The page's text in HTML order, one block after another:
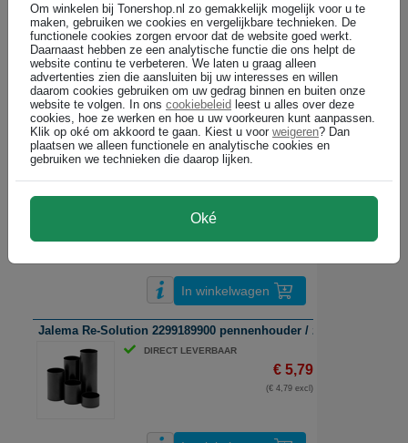
Leitz 53631054 WOW pennenhouder / polystyreen / groen en wit
DIRECT LEVERBAAR
€ 11,49
(€ 9,50 excl)
In winkelwagen
DIRECT LEVERBAAR
In winkelwagen
Jalema Re-Solution 2299189900 pennenhouder / zwart /
DIRECT LEVERBAAR
€ 5,79
(€ 4,79 excl)
Om winkelen bij Tonershop.nl zo gemakkelijk mogelijk voor u te
maken, gebruiken we cookies en vergelijkbare technieken. De
functionele cookies zorgen ervoor dat de website goed werkt.
Daarnaast hebben ze een analytische functie die ons helpt de
website continu te verbeteren. We laten u graag alleen
advertenties zien die aansluiten bij uw interesses en willen
daarom cookies gebruiken om uw gedrag binnen en buiten onze
website te volgen. In ons cookiebeleid leest u alles over deze
cookies, hoe ze werken en hoe u uw voorkeuren kunt aanpassen.
Klik op oké om akkoord te gaan. Kiest u voor weigeren? Dan
plaatsen we alleen functionele en analytische cookies en
gebruiken we technieken die daarop lijken.
Oké